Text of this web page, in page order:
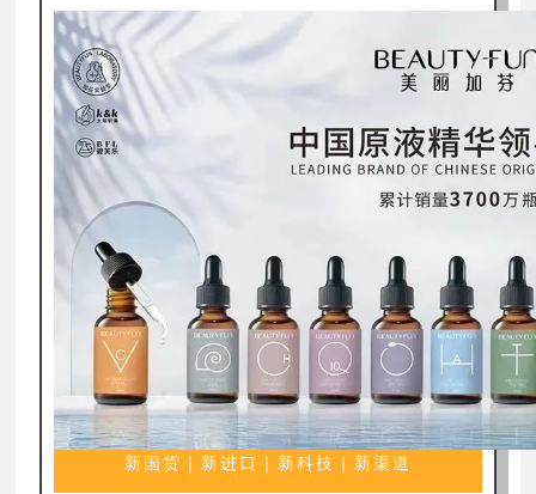
新国货｜新进口｜新科技｜新渠道